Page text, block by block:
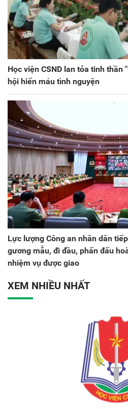
Học viện CSND lan tỏa tinh thần
hội hiến máu tình nguyện
Lực lượng Công an nhân dân
gương mẫu, đi đầu, phấn đấu
nhiệm vụ được giao
XEM NHIỀU NHẤT